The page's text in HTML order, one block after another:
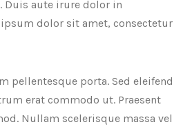
Duis aute irure dolor in
dolor sit amet, consectetur
pellentesque porta. Sed eleifend
erat commodo ut. Praesent
Nullam scelerisque massa vel